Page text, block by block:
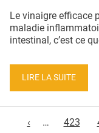
Le vinaigre efficace
maladie
intestinal, c’est ce
LIRE LA SUITE
‹
… 423